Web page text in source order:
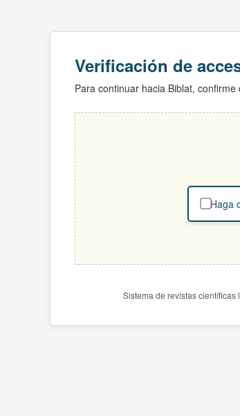
Verificación de
Para continuar hacia Biblat,
Haga
Sistema de revistas